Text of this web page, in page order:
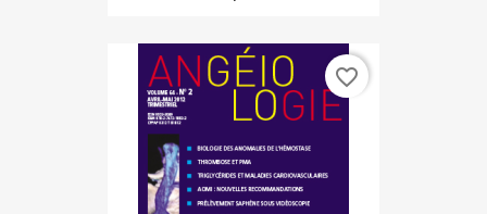
favorite_border